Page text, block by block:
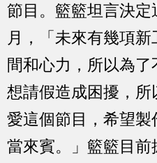
節目。籃籃坦言決定
月，「未來有幾項
間和心力，所以為
想請假造成困擾，
愛這個節目，希望
當來賓。」籃籃目前